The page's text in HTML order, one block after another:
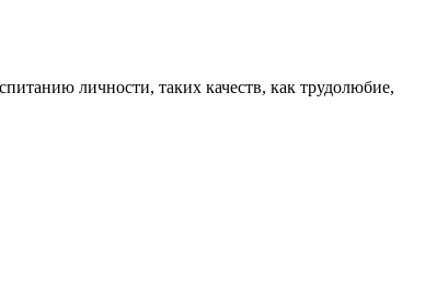
личности, таких качеств, как трудолюбие,